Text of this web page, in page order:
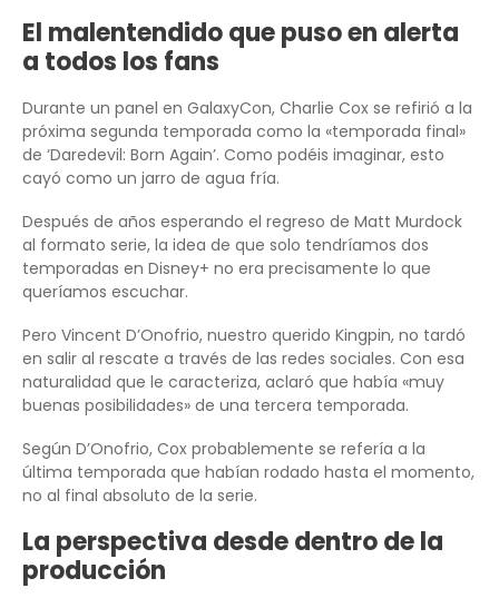
El malentendido que puso en alerta
a todos los fans
Durante un panel en GalaxyCon, Charlie Cox se refirió a la
próxima segunda temporada como la «temporada final»
de ‘Daredevil: Born Again’. Como podéis imaginar, esto
cayó como un jarro de agua fría.
Después de años esperando el regreso de Matt Murdock
al formato serie, la idea de que solo tendríamos dos
temporadas en Disney+ no era precisamente lo que
queríamos escuchar.
Pero Vincent D’Onofrio, nuestro querido Kingpin, no tardó
en salir al rescate a través de las redes sociales. Con esa
naturalidad que le caracteriza, aclaró que había «muy
buenas posibilidades» de una tercera temporada.
Según D’Onofrio, Cox probablemente se refería a la
última temporada que habían rodado hasta el momento,
no al final absoluto de la serie.
La perspectiva desde dentro de la
producción